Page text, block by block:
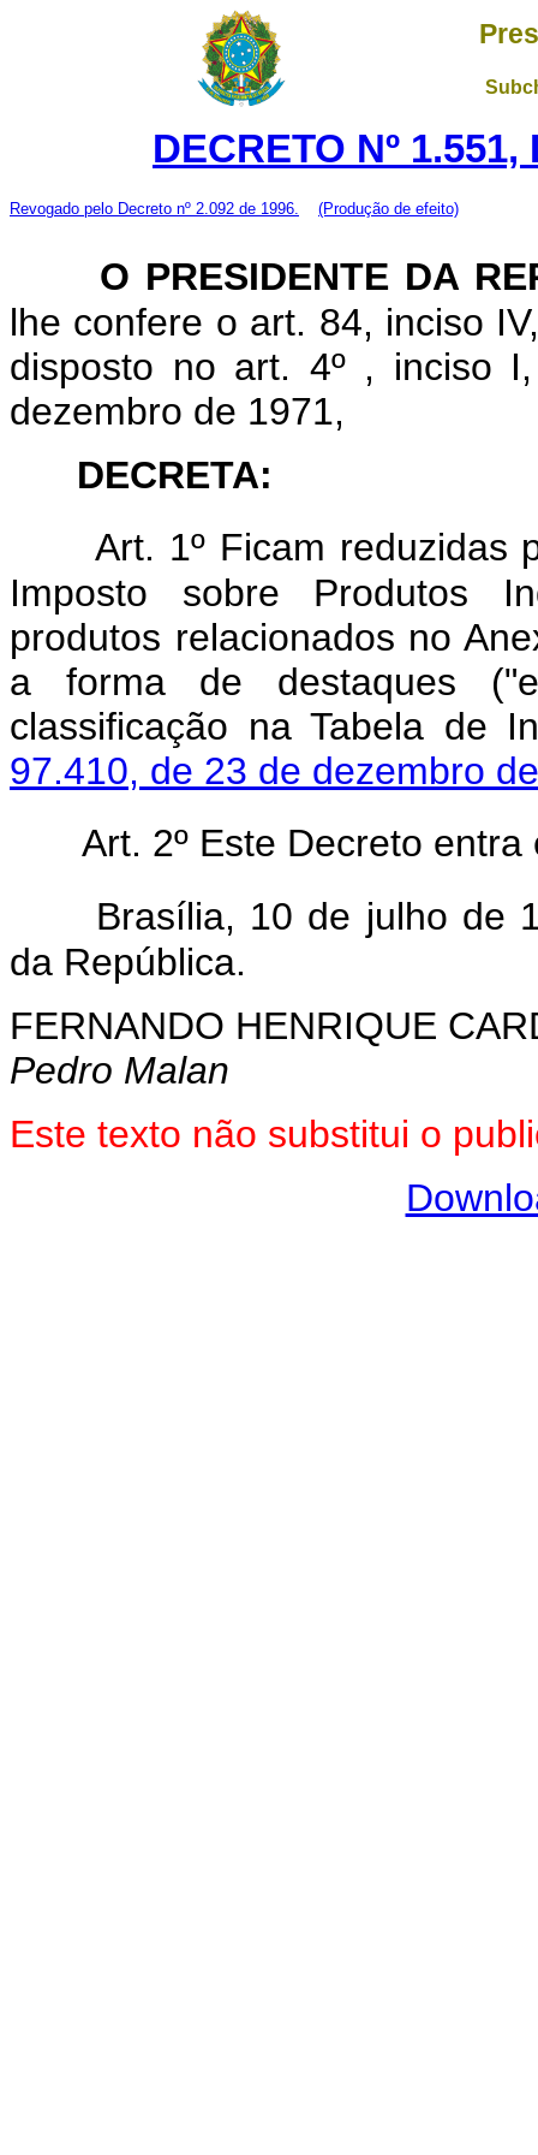
DECRETO Nº
Revogado pelo Decreto nº 2.092 de 1996. (Produção de efeito)
O PRESIDENTE DA
lhe confere o art. 84, inciso
disposto no art. 4º , inciso
dezembro de 1971,
DECRETA:
Art. 1º Ficam reduzidas
Imposto sobre Produtos
produtos relacionados no
a forma de destaques
classificação na Tabela de
97.410, de 23 de dezembro
Art. 2º Este Decreto
Brasília, 10 de julho de
da República.
FERNANDO HENRIQUE
Pedro Malan
Este texto não substitui o